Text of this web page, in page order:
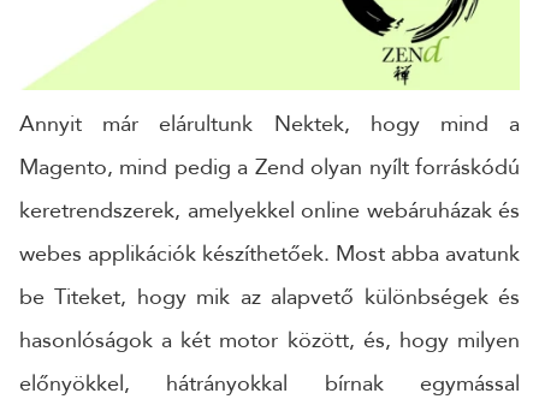
CÉGNÉV
TELEFONSZÁM
Annyit már elárultunk Nektek, hogy mind a
Magento, mind pedig a Zend olyan nyílt forráskódú
keretrendszerek, amelyekkel online webáruházak és
webes applikációk készíthetőek. Most abba avatunk
be Titeket, hogy mik az alapvető különbségek és
hasonlóságok a két motor között, és, hogy milyen
előnyökkel, hátrányokkal bírnak egymással